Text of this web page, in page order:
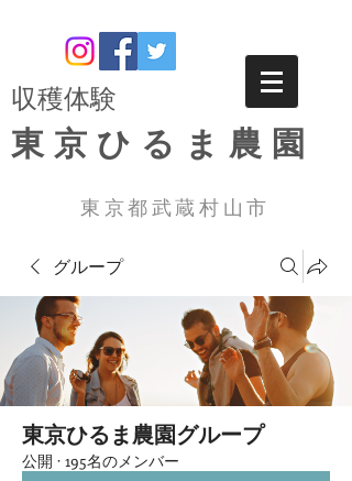
​収穫体験
東京ひるま農園
東京都武蔵村山市
グループ
東京ひるま農園グループ
公開 · 195名のメンバー